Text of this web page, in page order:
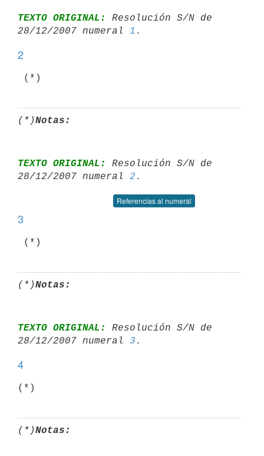
TEXTO ORIGINAL:
Resolución S/N de
28/12/2007 numeral 1
2
(*)Notas:
TEXTO ORIGINAL:
Resolución S/N de
28/12/2007 numeral 2
Referencias al numeral
3
(*)Notas:
TEXTO ORIGINAL:
Resolución S/N de
28/12/2007 numeral 3
4
(*)Notas: